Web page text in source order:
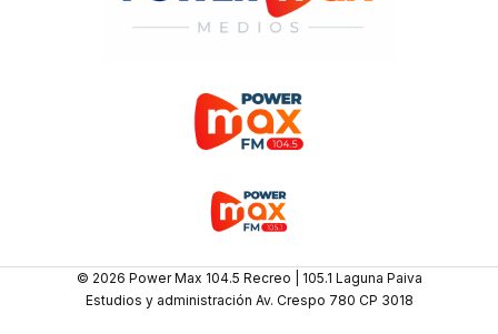
© 2026 Power Max 104.5 Recreo | 105.1 Laguna Paiva
Estudios y administración Av. Crespo 780 CP 3018